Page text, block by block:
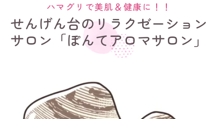
せんげん台のリラクゼーション
サロン「ぽんてアロマサロン」
ハマグリで美肌＆健康に！！